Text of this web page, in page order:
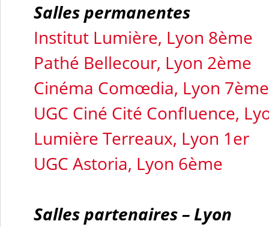
Salles permanentes
Institut Lumière, Lyon 8ème
Pathé Bellecour, Lyon 2ème
Cinéma Comœdia, Lyon 7ème
UGC Ciné Cité Confluence,
Lumière Terreaux, Lyon 1er
UGC Astoria, Lyon 6ème
Salles partenaires – Lyon